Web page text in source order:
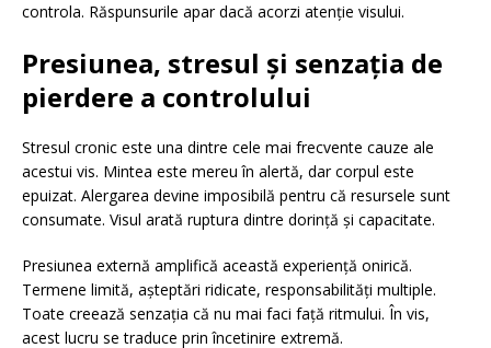
controla. Răspunsurile apar dacă acorzi atenție visului.
Presiunea, stresul și senzația de
pierdere a controlului
Stresul cronic este una dintre cele mai frecvente cauze ale
acestui vis. Mintea este mereu în alertă, dar corpul este
epuizat. Alergarea devine imposibilă pentru că resursele sunt
consumate. Visul arată ruptura dintre dorință și capacitate.
Presiunea externă amplifică această experiență onirică.
Termene limită, așteptări ridicate, responsabilități multiple.
Toate creează senzația că nu mai faci față ritmului. În vis,
acest lucru se traduce prin încetinire extremă.